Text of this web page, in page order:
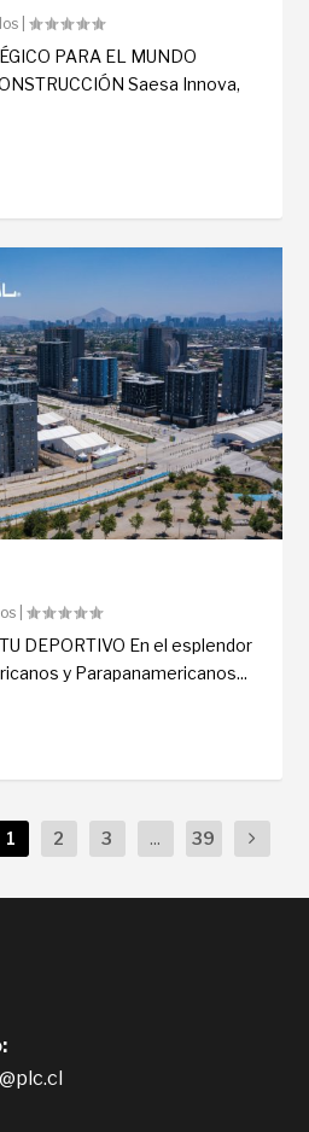
|
PARA EL MUNDO
Saesa Innova,
|
DEPORTIVO En el esplendor
y Parapanamericanos...
1 2 3 ... 39